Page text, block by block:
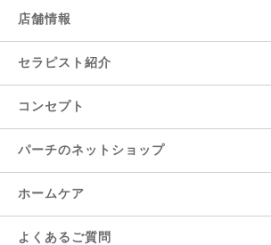
店舗情報
セラピスト紹介
コンセプト
パーチのネットショップ
ホームケア
よくあるご質問